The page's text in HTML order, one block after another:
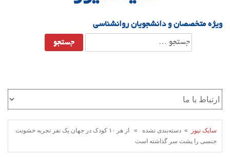
ویژه متخصصان و دانشجویان روانشناسی
جستجو
برای:
سایک نیوز
» دسته‌بندی نشده » از هر ۱۰ کودک در جهان یک نفر تجربه خشونت
جنسی را پشت سر گذاشته است